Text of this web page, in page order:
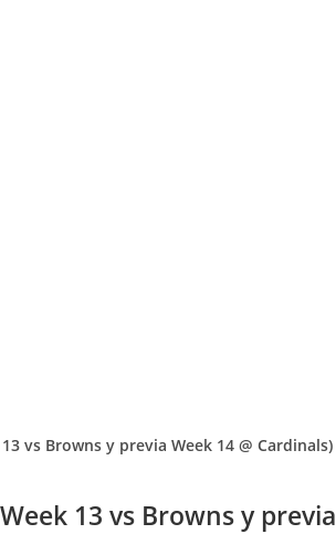
vs Browns y previa Week 14 @ Cardinals)
13 vs Browns y